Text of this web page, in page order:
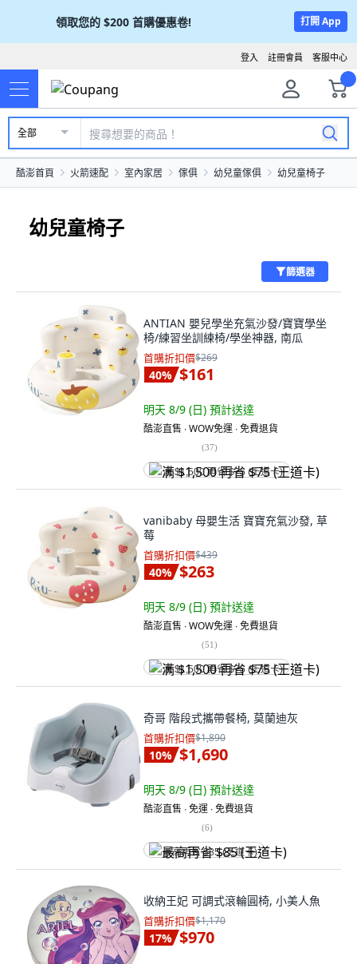
領取您的 $200 首購優惠卷! 打開 App
客服中心
註冊會員
登入
全部
酷澎首頁 火箭速配 室內家居 傢俱 幼兒童傢俱 幼兒童椅子
幼兒童椅子
篩選器
ANTIAN 嬰兒學坐充氣沙發/寶寶學坐
椅/練習坐訓練椅/學坐神器, 南瓜
首購折扣價$269
40% $161
明天 8/9 (日) 預計送達
酷澎直售 ∙ WOW免運 ∙ 免費退貨
(37)
满 $1,500 再省 $75 (王道卡)
vanibaby 母嬰生活 寶寶充氣沙發, 草
莓
首購折扣價$439
40% $263
明天 8/9 (日) 預計送達
酷澎直售 ∙ WOW免運 ∙ 免費退貨
(51)
满 $1,500 再省 $75 (王道卡)
奇哥 階段式攜帶餐椅, 莫蘭迪灰
首購折扣價$1,890
10% $1,690
明天 8/9 (日) 預計送達
酷澎直售 ∙ 免運 ∙ 免費退貨
(6)
最高再省 $85 (王道卡)
收納王妃 可調式滾輪圓椅, 小美人魚
首購折扣價$1,170
17% $970